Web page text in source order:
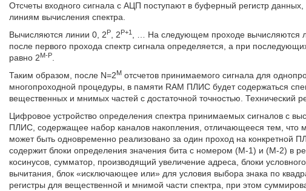
Отсчеты входного сигнала с АЦП поступают в буферный регистр
линиям вычисления спектра.
Вычисляются линии 0, 2Р , 2Р+1 , … На следующем проходе вычисляются
после первого прохода спектр сигнала определяется, а при
равно 2М-Р
Таким образом, после N=2M отсчетов принимаемого сигнала для
многопроходной процедуры, в памяти RAM ПЛИС будет содержаться
вещественных и мнимых частей с достаточной точностью. Технический
Цифровое устройство определения спектра принимаемых сигналов с
ПЛИС, содержащее набор каналов накопления, отличающееся тем, что
может быть одновременно реализовано за один проход на конкретной
содержит блоки определения значения бита с номером (М-1) и (М-2) в
косинусов, сумматор, производящий увеличение адреса, блоки
вычитания, блок «исключающее или» для условия выбора знака по
регистры для вещественной и мнимой части спектра, при этом